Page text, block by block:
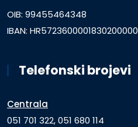
OIB: 99455464348
IBAN: HR5723600001830200000
Telefonski brojevi
Centrala
051 701 322, 051 680 114